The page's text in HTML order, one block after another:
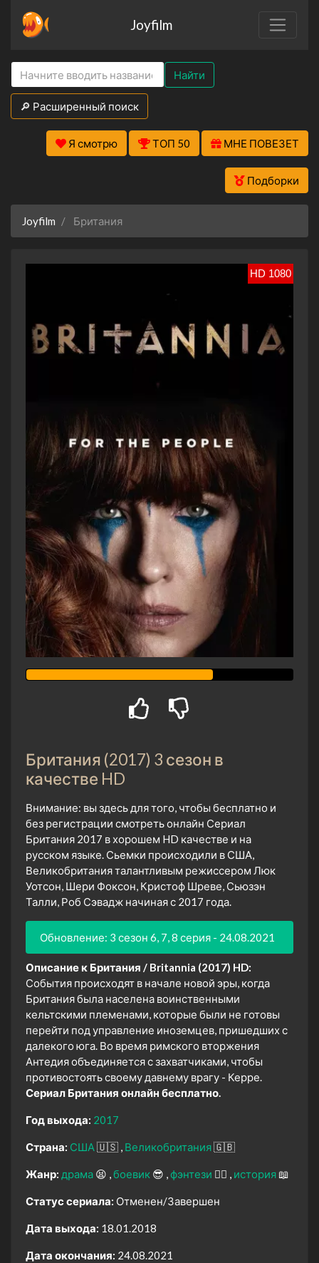
Joyfilm
Найти
🔎 Расширенный поиск
Я смотрю ТОП 50 МНЕ ПОВЕЗЕТ
Подборки
Joyfilm Британия
HD 1080
Британия (2017) 3 сезон в
качестве HD
Внимание: вы здесь для того, чтобы бесплатно и
без регистрации смотреть онлайн Сериал
Британия 2017 в хорошем HD качестве и на
русском языке. Сьемки происходили в США,
Великобритания талантливым режиссером Люк
Уотсон, Шери Фоксон, Кристоф Шреве, Сьюзэн
Талли, Роб Сэвадж начиная с 2017 года.
Обновление: 3 сезон 6, 7, 8 серия - 24.08.2021
Описание к Британия / Britannia (2017) HD:
События происходят в начале новой эры, когда
Британия была населена воинственными
кельтскими племенами, которые были не готовы
перейти под управление иноземцев, пришедших с
далекого юга. Во время римского вторжения
Антедия объединяется с захватчиками, чтобы
противостоять своему давнему врагу - Керре.
Сериал Британия онлайн бесплатно.
Год выхода: 2017
Страна: США🇺🇸 Великобритания🇬🇧
Жанр: драма 😫 боевик 😎 фэнтези 🧝‍♂️ история 📖
Статус сериала: Отменен/Завершен
Дата выхода: 18.01.2018
Дата окончания: 24.08.2021